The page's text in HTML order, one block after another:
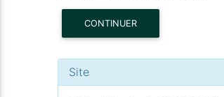
CONTINUER
Site